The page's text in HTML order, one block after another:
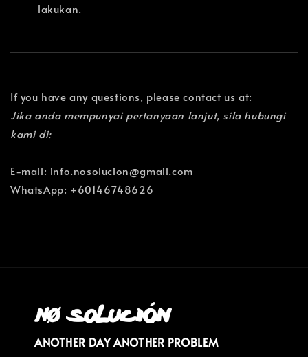
lakukan.
If you have any questions, please contact us at:
Jika anda mempunyai pertanyaan lanjut, sila hubungi
kami di:
E-mail: info.nosolucion@gmail.com
WhatsApp: +60146748626
ANOTHER DAY ANOTHER PROBLEM